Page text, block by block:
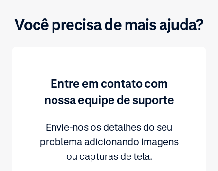
Você precisa de mais ajuda?
Entre em contato com
nossa equipe de suporte
Envie-nos os detalhes do seu
problema adicionando imagens
ou capturas de tela.